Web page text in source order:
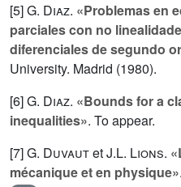
[5]G. Diaz. «Problemas en
parciales con no
diferenciales de segundo
University. Madrid (1980).
[6]G. Diaz. «Bounds for a
inequalities». To appear.
[7]G. DuvautetJ.L. Lions.
mécanique et en physique»